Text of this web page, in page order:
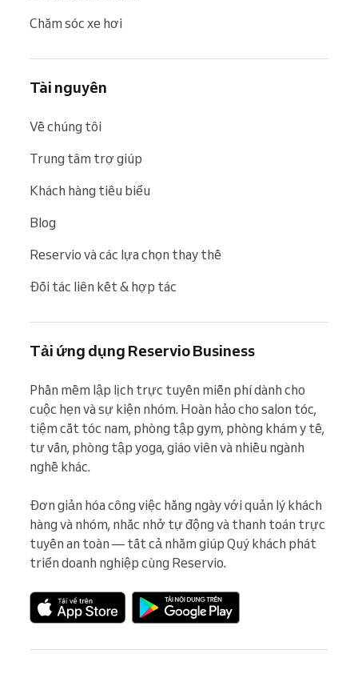
Chăm sóc xe hơi
Tài nguyên
Về chúng tôi
Trung tâm trợ giúp
Khách hàng tiêu biểu
Blog
Reservio và các lựa chọn thay thế
Đối tác liên kết & hợp tác
Tải ứng dụng Reservio Business
Phần mềm lập lịch trực tuyến miễn phí dành cho
cuộc hẹn và sự kiện nhóm. Hoàn hảo cho salon tóc,
tiệm cắt tóc nam, phòng tập gym, phòng khám y tế,
tư vấn, phòng tập yoga, giáo viên và nhiều ngành
nghề khác.
Đơn giản hóa công việc hằng ngày với quản lý khách
hàng và nhóm, nhắc nhở tự động và thanh toán trực
tuyến an toàn — tất cả nhằm giúp Quý khách phát
triển doanh nghiệp cùng Reservio.